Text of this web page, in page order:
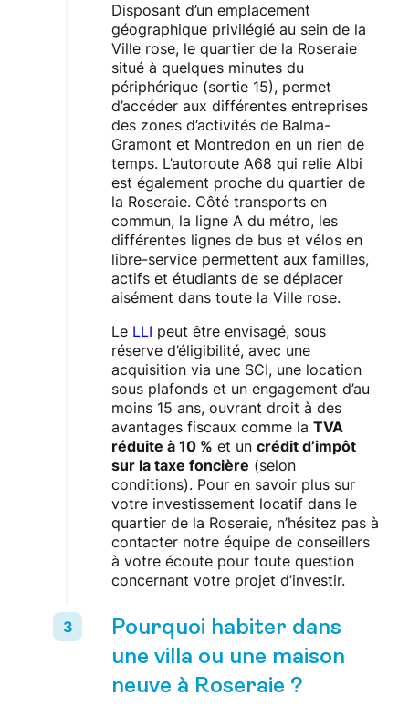
Disposant d’un emplacement
géographique privilégié au sein de la
Ville rose, le quartier de la Roseraie
situé à quelques minutes du
périphérique (sortie 15), permet
d’accéder aux différentes entreprises
des zones d’activités de Balma-
Gramont et Montredon en un rien de
temps. L’autoroute A68 qui relie Albi
est également proche du quartier de
la Roseraie. Côté transports en
commun, la ligne A du métro, les
différentes lignes de bus et vélos en
libre-service permettent aux familles,
actifs et étudiants de se déplacer
aisément dans toute la Ville rose.
Le LLI peut être envisagé, sous
réserve d’éligibilité, avec une
acquisition via une SCI, une location
sous plafonds et un engagement d’au
moins 15 ans, ouvrant droit à des
avantages fiscaux comme la TVA
réduite à 10 % et un crédit d’impôt
sur la taxe foncière (selon
conditions). Pour en savoir plus sur
votre investissement locatif dans le
quartier de la Roseraie, n’hésitez pas à
contacter notre équipe de conseillers
à votre écoute pour toute question
concernant votre projet d’investir.
Pourquoi habiter dans
une villa ou une maison
neuve à Roseraie ?